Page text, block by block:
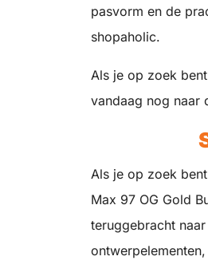
pasvorm en de
shopaholic.
Als je op zoek
vandaag nog naar
Als je op zoek
Max 97 OG Gold
teruggebracht